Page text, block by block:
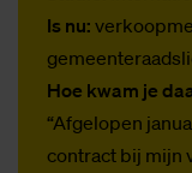
Is nu:
Hoe kwam je
“Afgelopen
contract bij mijn